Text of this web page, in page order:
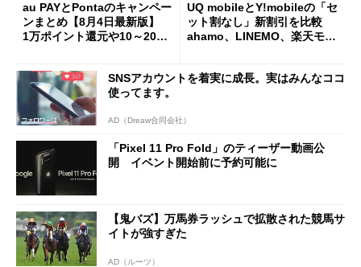
au PAYとPontaのキャンペー
ンまとめ【8月4日最新版】
1万ポイント還元や10～20％
UQ mobileとY!mobileの「セ
ット割なし」新割引を比較
ahamo、LINEMO、楽天モバ
SNSアカウントを着実に成長。実はみんなココ
使ってます。
AD（Dreaw合同会社）
「Pixel 11 Pro Fold」のティーザー動画公
開 イベント開始前に予約可能に
【鬼バズ】万馬券ラッシュで拡散された競馬サ
イトが強すぎた
AD（ルーツ）